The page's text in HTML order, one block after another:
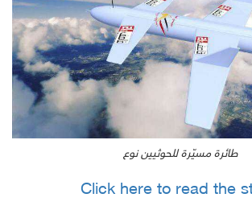
طائرة مسيّرة للحوثيين نوع
Click here to read the